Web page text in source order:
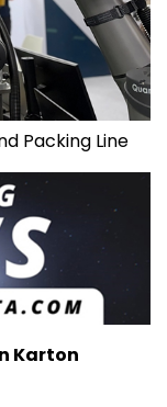
Packing Line
Karton